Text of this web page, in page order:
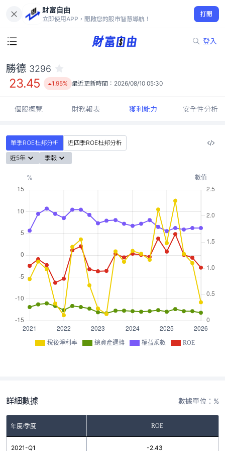
財富自由
立即使用APP，開啟您的股市智慧導航！
打開
登入
23.45
1.95%
勝德 3296
23.45 1.95% 最近更新時間： 2026/08/10 05:30
個股概覽 財務報表 獲利能力 安全性分析
單季ROE杜邦分析
近四季ROE杜邦分析
近5年
季報
稅後淨利率 總資產週轉 權益乘數 ROE
詳細數據 數據單位：%
年度/季度 ROE
2021-Q1 -2.43